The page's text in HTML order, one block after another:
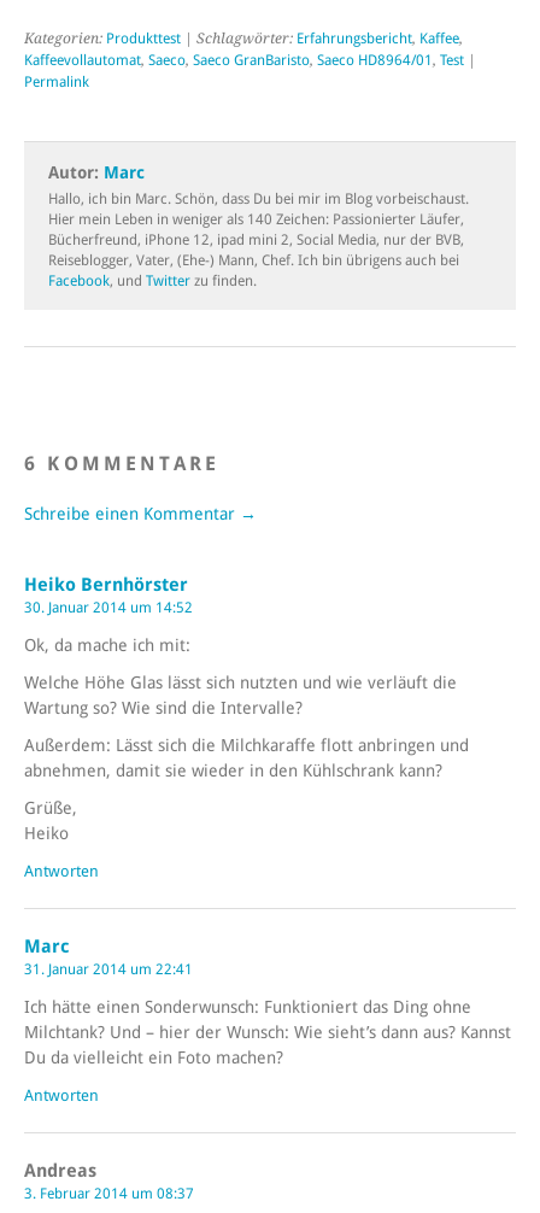
Kategorien: Produkttest | Schlagwörter: Erfahrungsbericht, Kaffee,
Kaffeevollautomat, Saeco, Saeco GranBaristo, Saeco HD8964/01, Test |
Permalink
Autor: Marc
Hallo, ich bin Marc. Schön, dass Du bei mir im Blog vorbeischaust.
Hier mein Leben in weniger als 140 Zeichen: Passionierter Läufer,
Bücherfreund, iPhone 12, ipad mini 2, Social Media, nur der BVB,
Reiseblogger, Vater, (Ehe-) Mann, Chef. Ich bin übrigens auch bei
Facebook, und Twitter zu finden.
6 KOMMENTARE
Schreibe einen Kommentar →
Heiko Bernhörster
30. Januar 2014 um 14:52
Ok, da mache ich mit:
Welche Höhe Glas lässt sich nutzten und wie verläuft die
Wartung so? Wie sind die Intervalle?
Außerdem: Lässt sich die Milchkaraffe flott anbringen und
abnehmen, damit sie wieder in den Kühlschrank kann?
Grüße,
Heiko
Antworten
Marc
31. Januar 2014 um 22:41
Ich hätte einen Sonderwunsch: Funktioniert das Ding ohne
Milchtank? Und – hier der Wunsch: Wie sieht’s dann aus? Kannst
Du da vielleicht ein Foto machen?
Antworten
Andreas
3. Februar 2014 um 08:37